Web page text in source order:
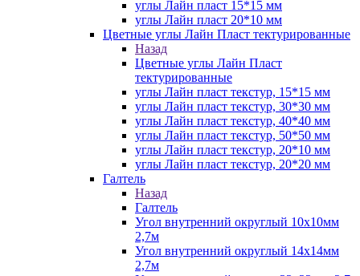
углы Лайн пласт 15*15 мм
углы Лайн пласт 20*10 мм
Цветные углы Лайн Пласт тектурированные
Назад
Цветные углы Лайн Пласт
тектурированные
углы Лайн пласт текстур, 15*15 мм
углы Лайн пласт текстур, 30*30 мм
углы Лайн пласт текстур, 40*40 мм
углы Лайн пласт текстур, 50*50 мм
углы Лайн пласт текстур, 20*10 мм
углы Лайн пласт текстур, 20*20 мм
Галтель
Назад
Галтель
Угол внутренний округлый 10х10мм
2,7м
Угол внутренний округлый 14х14мм
2,7м